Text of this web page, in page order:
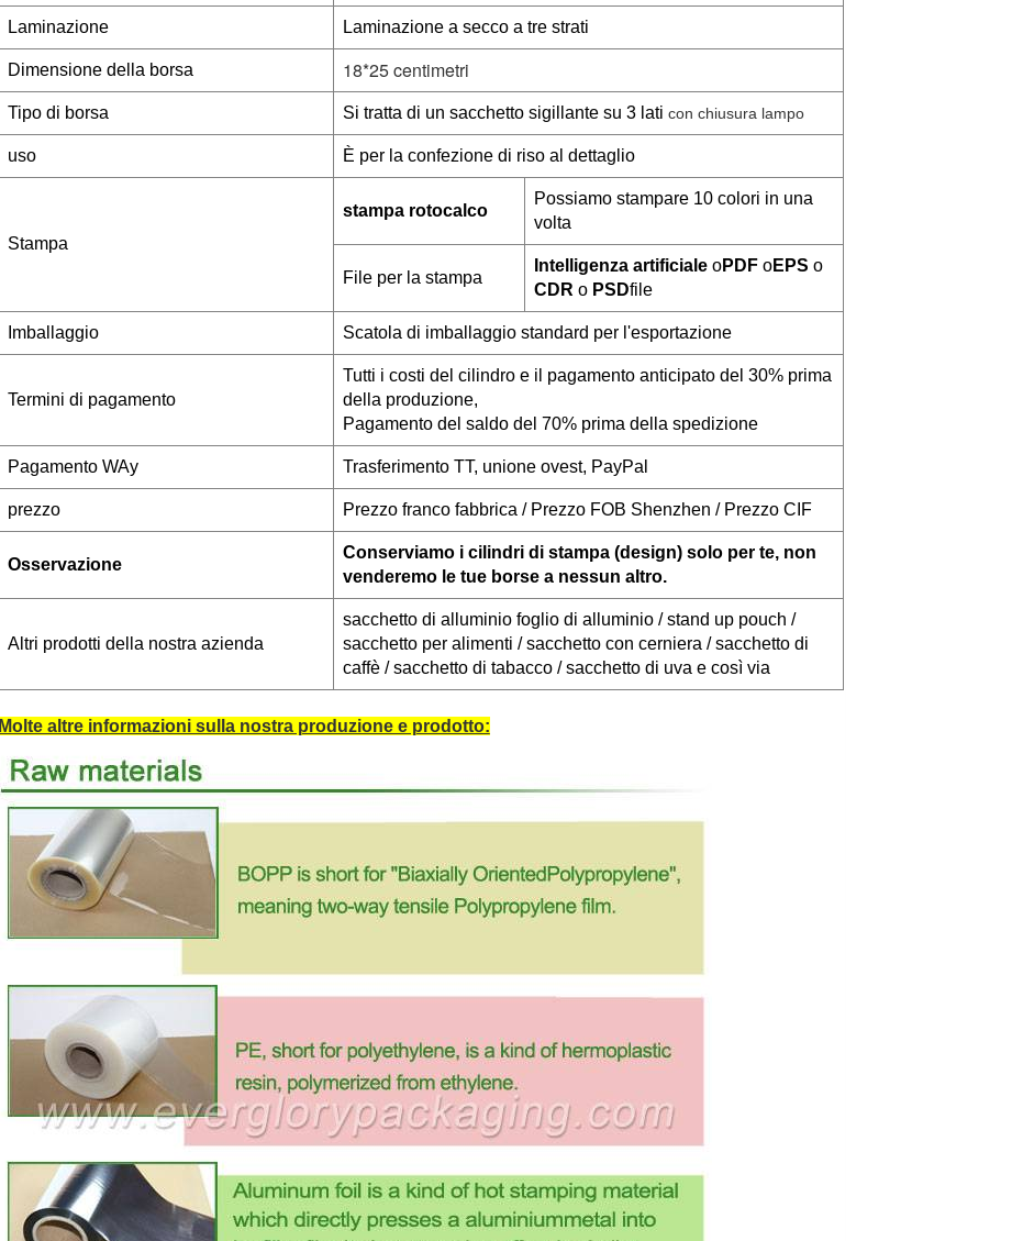
Laminazione Laminazione a secco a tre strati
Dimensione della borsa 18*25 centimetri
Tipo di borsa Si tratta di un sacchetto sigillante su 3 lati con chiusura lampo
uso È per la confezione di riso al dettaglio
Stampa
stampa rotocalco
Possiamo stampare 10 colori in una
volta
File per la stampa
Intelligenza artificialeoPDFoEPS o
CDR o PSDfile
Imballaggio Scatola di imballaggio standard per l'esportazione
Termini di pagamento
Tutti i costi del cilindro e il pagamento anticipato del 30% prima
della produzione,
Pagamento del saldo del 70% prima della spedizione
Pagamento WAy Trasferimento TT, unione ovest, PayPal
prezzo Prezzo franco fabbrica / Prezzo FOB Shenzhen / Prezzo CIF
Osservazione
Conserviamo i cilindri di stampa (design) solo per te, non
venderemo le tue borse a nessun altro.
Altri prodotti della nostra azienda
sacchetto di alluminio foglio di alluminio / stand up pouch /
sacchetto per alimenti / sacchetto con cerniera / sacchetto di
caffè / sacchetto di tabacco / sacchetto di uva e così via
Molte altre informazioni sulla nostra produzione e prodotto: